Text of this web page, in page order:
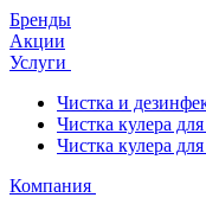
Бренды
Акции
Услуги
Чистка и
Чистка кулера
Чистка кулера
Компания